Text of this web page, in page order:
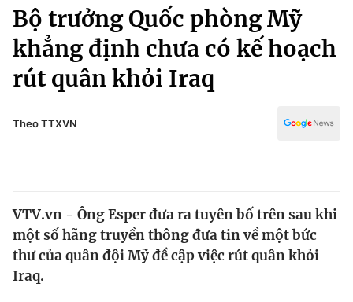
Chuyên mục
Chính trị
Xã hội
Pháp luật
Thế giới
Tin tức
Thế giới đó đây
Kinh tế
Kinh tế
Thể thao
Truyền hình
Văn hóa - Giải trí
Y tế
Bộ trưởng Quốc phòng Mỹ
khẳng định chưa có kế hoạch
rút quân khỏi Iraq
Theo TTXVN
VTV.vn - Ông Esper đưa ra tuyên bố trên sau khi
một số hãng truyền thông đưa tin về một bức
thư của quân đội Mỹ đề cập việc rút quân khỏi
Iraq.